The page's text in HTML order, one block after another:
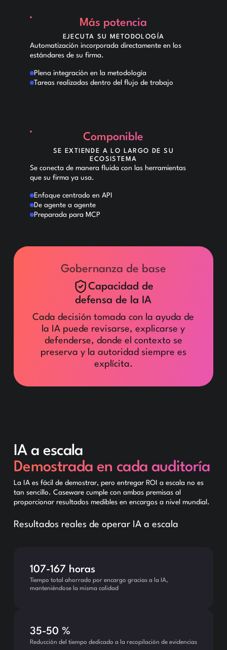
Más potencia
EJECUTA SU METODOLOGÍA
Automatización incorporada directamente en los
estándares de su firma.
Plena integración en la metodología
Tareas realizadas dentro del flujo de trabajo
Componible
SE EXTIENDE A LO LARGO DE SU
ECOSISTEMA
Se conecta de manera fluida con las herramientas
que su firma ya usa.
Enfoque centrado en API
De agente a agente
Preparada para MCP
Gobernanza de base
Capacidad de
defensa de la IA
Cada decisión tomada con la ayuda de
la IA puede revisarse, explicarse y
defenderse, donde el contexto se
preserva y la autoridad siempre es
explícita.
IA a escala
Demostrada en cada auditoría
La IA es fácil de demostrar, pero entregar ROI a escala no es
tan sencillo. Caseware cumple con ambas premisas al
proporcionar resultados medibles en encargos a nivel mundial.
Resultados reales de operar IA a escala
107-167 horas
Tiempo total ahorrado por encargo gracias a la IA,
manteniéndose la misma calidad
35-50 %
Reducción del tiempo dedicado a la recopilación de evidencias